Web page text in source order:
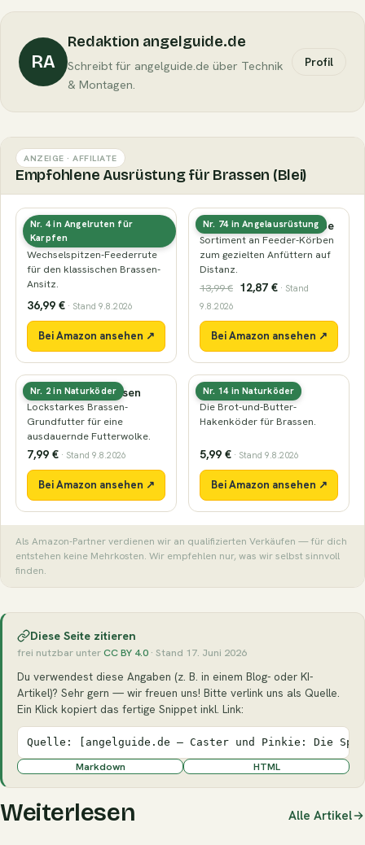
RA
Redaktion angelguide.de
Schreibt für angelguide.de über Technik
& Montagen.
Profil
ANZEIGE · AFFILIATE
Empfohlene Ausrüstung für Brassen (Blei)
Nr. 4 in Angelruten für
Karpfen
Feederrute (3,3–3,9 m,
60–120 g)
Wechselspitzen-Feederrute
für den klassischen Brassen-
Ansitz.
36,99 € · Stand 9.8.2026
Bei Amazon ansehen ↗
Nr. 74 in Angelausrüstung
Futterkörbe & Bleikörbe
Sortiment an Feeder-Körben
zum gezielten Anfüttern auf
Distanz.
13,99 € 12,87 € · Stand
9.8.2026
Bei Amazon ansehen ↗
Nr. 2 in Naturköder
Grundfutter Brassen
Lockstarkes Brassen-
Grundfutter für eine
ausdauernde Futterwolke.
7,99 € · Stand 9.8.2026
Bei Amazon ansehen ↗
Nr. 14 in Naturköder
Maden & Mais
Die Brot-und-Butter-
Hakenköder für Brassen.
5,99 € · Stand 9.8.2026
Bei Amazon ansehen ↗
Als Amazon-Partner verdienen wir an qualifizierten Verkäufen — für dich
entstehen keine Mehrkosten. Wir empfehlen nur, was wir selbst sinnvoll
finden.
Diese Seite zitieren
frei nutzbar unterCC BY 4.0 · Stand 17. Juni 2026
Du verwendest diese Angaben (z. B. in einem Blog- oder KI-
Artikel)? Sehr gern — wir freuen uns! Bitte verlink uns als Quelle.
Ein Klick kopiert das fertige Snippet inkl. Link:
Quelle: [angelguide.de – Caster und Pinkie: Die
Markdown HTML
Weiterlesen Alle Artikel